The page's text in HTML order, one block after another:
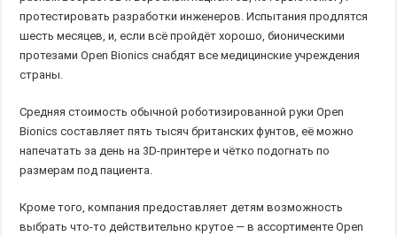
протестировать разработки инженеров. Испытания продлятся
шесть месяцев, и, если всё пройдёт хорошо, бионическими
протезами Open Bionics снабдят все медицинские учреждения
страны.
Средняя стоимость обычной роботизированной руки Open
Bionics составляет пять тысяч британских фунтов, её можно
напечатать за день на 3D-принтере и чётко подогнать по
размерам под пациента.
Кроме того, компания предоставляет детям возможность
выбрать что-то действительно крутое — в ассортименте Open